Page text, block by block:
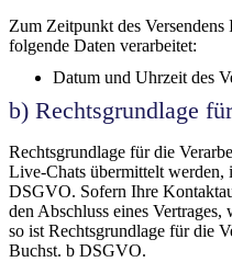
Zum Zeitpunkt des
folgende Daten verarbeitet:
Datum und Uhrzeit des
b) Rechtsgrundlage
Rechtsgrundlage für die
Live-Chats übermittelt
DSGVO. Sofern Ihre
den Abschluss eines Vertrages,
so ist Rechtsgrundlage für die
Buchst. b DSGVO.